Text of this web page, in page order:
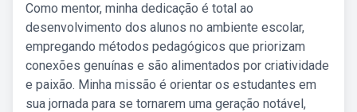
Como mentor, minha dedicação é total ao
desenvolvimento dos alunos no ambiente escolar,
empregando métodos pedagógicos que priorizam
conexões genuínas e são alimentados por criatividade
e paixão. Minha missão é orientar os estudantes em
sua jornada para se tornarem uma geração notável,